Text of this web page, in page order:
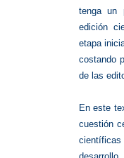
tenga un
edición
etapa
costando
de las
En este
cuestión
científicas